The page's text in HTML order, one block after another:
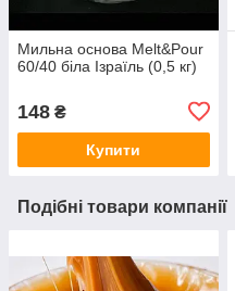
Мильна основа Melt&Pour
60/40 біла Ізраїль (0,5 кг)
148 ₴
Купити
Подібні товари компанії